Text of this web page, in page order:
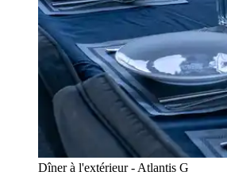
Dîner à l'extérieur - Atlantis G